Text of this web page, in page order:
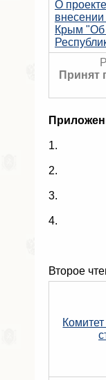
О
Крым "Об
Принят
1.
2.
3.
4.
Второе